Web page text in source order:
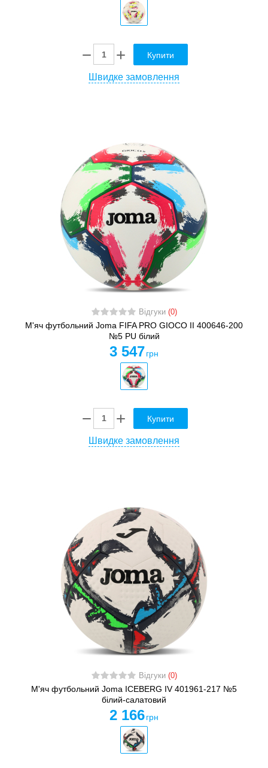
Купити
Швидке замовлення
Відгуки (0)
М'яч футбольний Joma FIFA PRO GIOCO II 400646-200
№5 PU білий
3 547 грн
Купити
Швидке замовлення
Відгуки (0)
М'яч футбольний Joma ICEBERG IV 401961-217 №5
білий-салатовий
2 166 грн